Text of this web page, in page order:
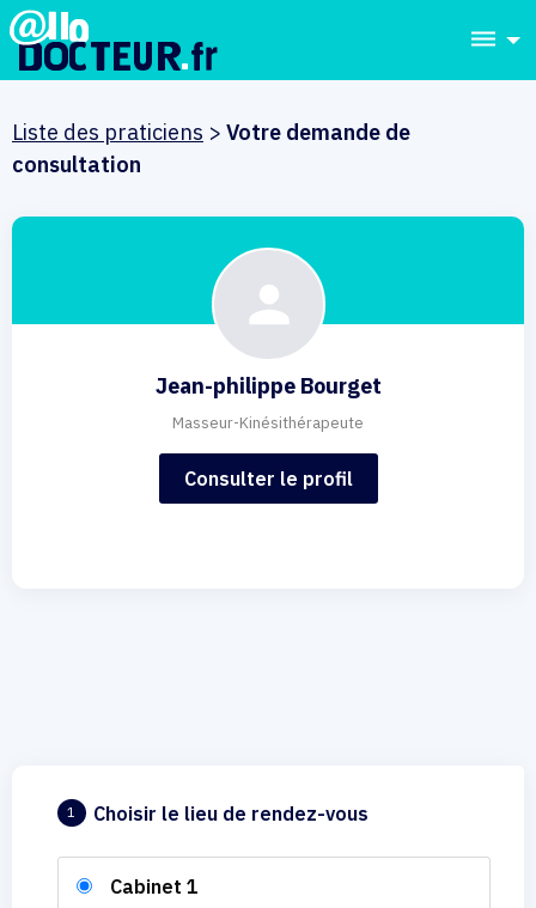
dehaze
Liste des praticiens > Votre demande de
consultation
Jean-philippe Bourget
Masseur-Kinésithérapeute
Consulter le profil
1 Choisir le lieu de rendez-vous
Cabinet 1